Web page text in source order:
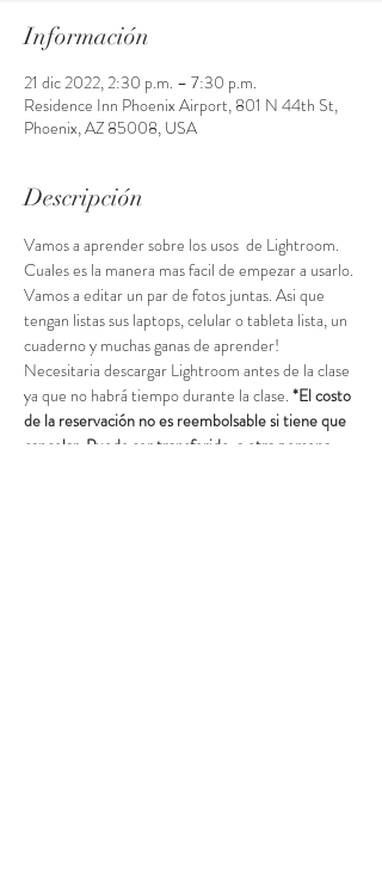
Información
21 dic 2022, 2:30 p.m. – 7:30 p.m.
Residence Inn Phoenix Airport, 801 N 44th St,
Phoenix, AZ 85008, USA
Descripción
Vamos a aprender sobre los usos  de Lightroom.
Cuales es la manera mas facil de empezar a usarlo.
Vamos a editar un par de fotos juntas. Asi que
tengan listas sus laptops, celular o tableta lista, un
cuaderno y muchas ganas de aprender!
Necesitaria descargar Lightroom antes de la clase
ya que no habrá tiempo durante la clase. *El costo
de la reservación no es reembolsable si tiene que
cancelar. Puede ser transferido  a otra persona